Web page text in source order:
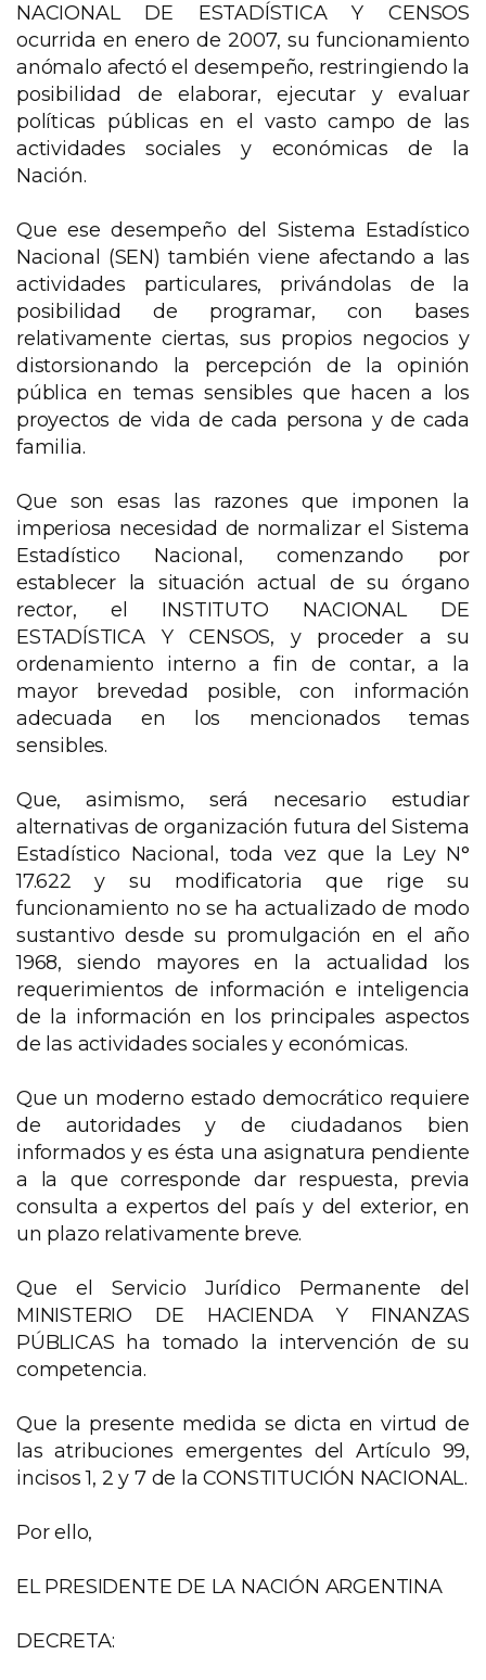
NACIONAL DE ESTADÍSTICA Y CENSOS
ocurrida en enero de 2007, su funcionamiento
anómalo afectó el desempeño, restringiendo la
posibilidad de elaborar, ejecutar y evaluar
políticas públicas en el vasto campo de las
actividades sociales y económicas de la
Nación.
Que ese desempeño del Sistema Estadístico
Nacional (SEN) también viene afectando a las
actividades particulares, privándolas de la
posibilidad de programar, con bases
relativamente ciertas, sus propios negocios y
distorsionando la percepción de la opinión
pública en temas sensibles que hacen a los
proyectos de vida de cada persona y de cada
familia.
Que son esas las razones que imponen la
imperiosa necesidad de normalizar el Sistema
Estadístico Nacional, comenzando por
establecer la situación actual de su órgano
rector, el INSTITUTO NACIONAL DE
ESTADÍSTICA Y CENSOS, y proceder a su
ordenamiento interno a fin de contar, a la
mayor brevedad posible, con información
adecuada en los mencionados temas
sensibles.
Que, asimismo, será necesario estudiar
alternativas de organización futura del Sistema
Estadístico Nacional, toda vez que la Ley N°
17.622 y su modificatoria que rige su
funcionamiento no se ha actualizado de modo
sustantivo desde su promulgación en el año
1968, siendo mayores en la actualidad los
requerimientos de información e inteligencia
de la información en los principales aspectos
de las actividades sociales y económicas.
Que un moderno estado democrático requiere
de autoridades y de ciudadanos bien
informados y es ésta una asignatura pendiente
a la que corresponde dar respuesta, previa
consulta a expertos del país y del exterior, en
un plazo relativamente breve.
Que el Servicio Jurídico Permanente del
MINISTERIO DE HACIENDA Y FINANZAS
PÚBLICAS ha tomado la intervención de su
competencia.
Que la presente medida se dicta en virtud de
las atribuciones emergentes del Artículo 99,
incisos 1, 2 y 7 de la CONSTITUCIÓN NACIONAL.
Por ello,
EL PRESIDENTE DE LA NACIÓN ARGENTINA
DECRETA: